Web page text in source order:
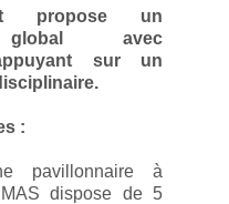
propose un
global avec
sur un
:
pavillonnaire à
dispose de 5